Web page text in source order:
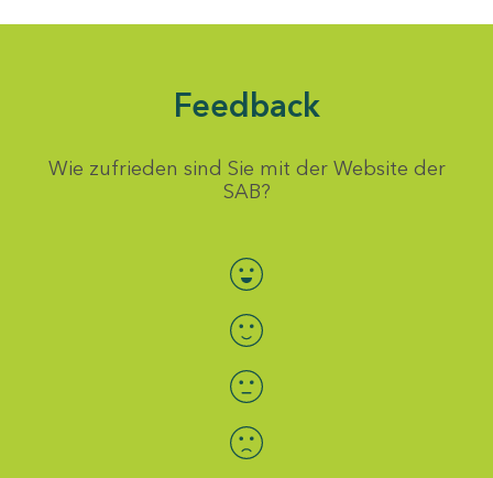
Feedback
Wie zufrieden sind Sie mit der Website der
SAB?
Bewertung auswählen